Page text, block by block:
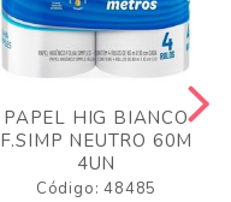
PAPEL HIG BIANCO
F.SIMP NEUTRO 60M
4UN
Código: 48485